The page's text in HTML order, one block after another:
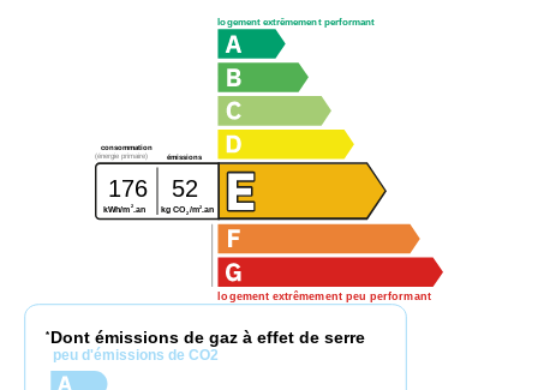
logement extrêmement performant
logement extrêmement peu performant
consommation
émissions
(énergie primaire)
176 52
kWh/m2.an kg CO2/m2 .an
* Dont émissions de gaz à effet de serre
peu d'émissions de CO2